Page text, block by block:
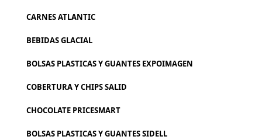
CARNES ATLANTIC
BEBIDAS GLACIAL
BOLSAS PLASTICAS Y GUANTES EXPOIMAGEN
COBERTURA Y CHIPS SALID
CHOCOLATE PRICESMART
BOLSAS PLASTICAS Y GUANTES SIDELL